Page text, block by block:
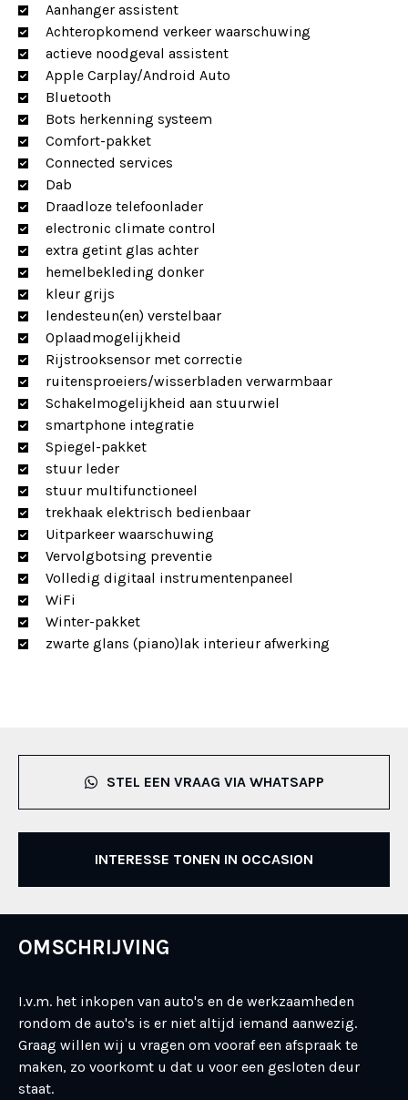
Aanhanger assistent
Achteropkomend verkeer waarschuwing
actieve noodgeval assistent
Apple Carplay/Android Auto
Bluetooth
Bots herkenning systeem
Comfort-pakket
Connected services
Dab
Draadloze telefoonlader
electronic climate control
extra getint glas achter
hemelbekleding donker
kleur grijs
lendesteun(en) verstelbaar
Oplaadmogelijkheid
Rijstrooksensor met correctie
ruitensproeiers/wisserbladen verwarmbaar
Schakelmogelijkheid aan stuurwiel
smartphone integratie
Spiegel-pakket
stuur leder
stuur multifunctioneel
trekhaak elektrisch bedienbaar
Uitparkeer waarschuwing
Vervolgbotsing preventie
Volledig digitaal instrumentenpaneel
WiFi
Winter-pakket
zwarte glans (piano)lak interieur afwerking
STEL EEN VRAAG VIA WHATSAPP
INTERESSE TONEN IN OCCASION
OMSCHRIJVING
I.v.m. het inkopen van auto's en de werkzaamheden
rondom de auto's is er niet altijd iemand aanwezig.
Graag willen wij u vragen om vooraf een afspraak te
maken, zo voorkomt u dat u voor een gesloten deur
staat.